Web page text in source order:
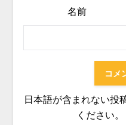
名前
日本語が含まれない投
ください